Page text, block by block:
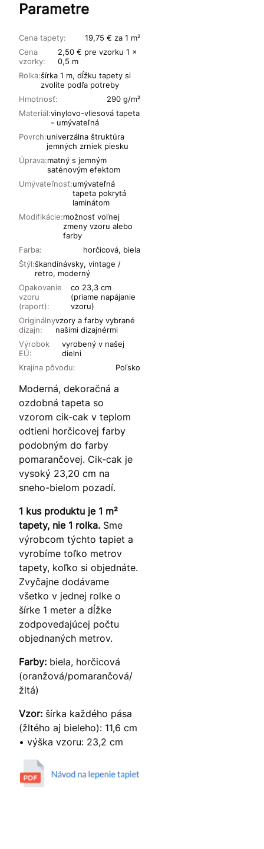
Parametre
Cena tapety:
19,75 € za 1 m²
Cena
vzorky:
2,50 € pre vzorku 1 x
0,5 m
Rolka:šírka 1 m, dĺžku tapety si
zvolíte podľa potreby
Materiál:vinylovo-vliesová tapeta
- umývateľná
Povrch:univerzálna štruktúra
jemných zrniek piesku
Úprava:matný s jemným
saténovým efektom
Umývateľnosť:umývateľná
tapeta pokrytá
laminátom
Modifikácie:možnosť voľnej
zmeny vzoru alebo
farby
Farba:
horčicová, biela
Opakovanie
vzoru
(raport):
co 23,3 cm
(priame napájanie
vzoru)
Originálny
dizajn:
vzory a farby vybrané
našimi dizajnérmi
Výrobok
EÚ:
vyrobený v našej
dielni
Hmotnosť: 290 g/m²
Štýl:škandinávsky, vintage /
retro, moderný
Krajina pôvodu: Poľsko
Moderná, dekoračná a
ozdobná tapeta so
vzorom cik-cak v teplom
odtieni horčicovej farby
podobným do farby
pomarančovej. Cik-cak je
vysoký 23,20 cm na
sneho-bielom pozadí.
1 kus produktu je 1 m²
tapety, nie 1 rolka. Sme
výrobcom týchto tapiet a
vyrobíme toľko metrov
tapety, koľko si objednáte.
Zvyčajne dodávame
všetko v jednej rolke o
šírke 1 meter a dĺžke
zodpovedajúcej počtu
objednaných metrov.
Farby: biela, horčicová
(oranžová/pomarančová/
žltá)
Vzor: šírka každého pása
(žltého aj bieleho): 11,6 cm
• výška vzoru: 23,2 cm